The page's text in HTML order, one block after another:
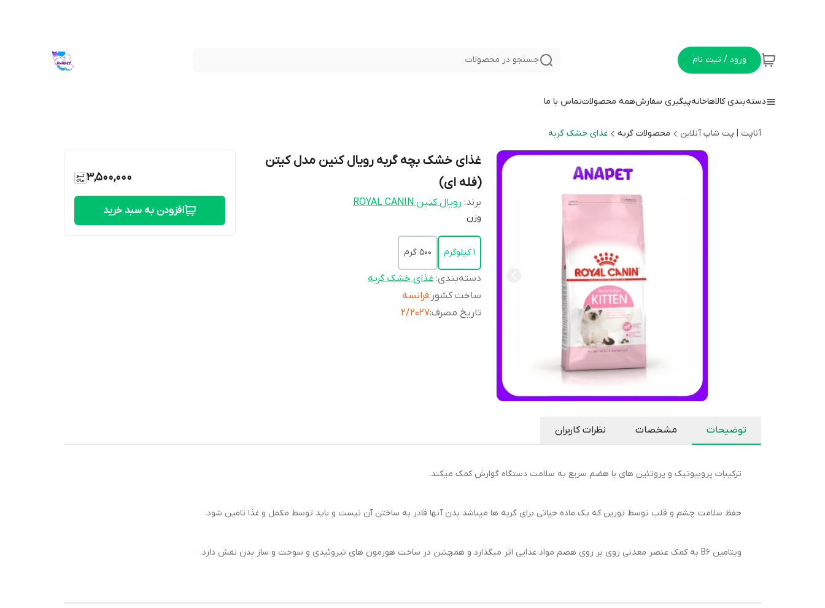
ورود / ثبت نام جستجو در محصولات
دسته‌بندی کالاهاخانهپیگیری سفارشهمه محصولاتتماس با ما
آناپت | پت شاپ آنلاین محصولات گربه غذای خشک گربه
غذای خشک بچه گربه رویال کنین مدل کیتن
(فله ای)
برند: رویال کنین ROYAL CANIN
وزن
۱ کیلوگرم 500 گرم
دسته‌بندی:غذای خشک گربه
ساخت کشور :فرانسه
تاریخ مصرف:
2/2027
3,500,000
افزودن به سبد خرید
توضیحات مشخصات نظرات کاربران
ترکیبات پروبیوتیک و پروتئین های با هضم سریع به سلامت دستگاه گوارش کمک میکند.
حفظ سلامت چشم و قلب توسط تورین که یک ماده حیاتی برای گربه ها میباشد بدن آنها قادر به ساختن آن نیست و باید توسط مکمل و غذا تامین شود.
ویتامین B6 به کمک عنصر معدنی روی بر روی هضم مواد غذایی اثر میگذارد و همچنین در ساخت هورمون های تیروئیدی و سوخت و ساز بدن نقش دارد.